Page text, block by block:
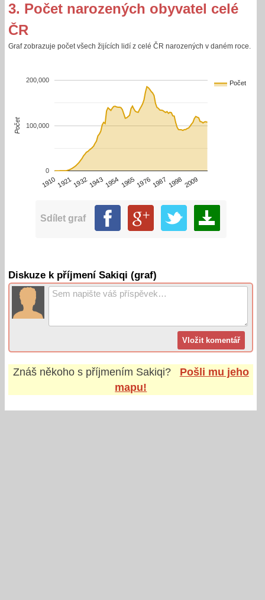
3. Počet narozených obyvatel celé
ČR
Graf zobrazuje počet všech žijících lidí z celé ČR narozených v daném roce.
Počet
1910 1921193219431954 1965 1976 1987 19982009
0
100,000
200,000
Počet
Sdílet graf
Diskuze k příjmení Sakiqi (graf)
Znáš někoho s příjmením Sakiqi?
Pošli mu jeho
mapu!